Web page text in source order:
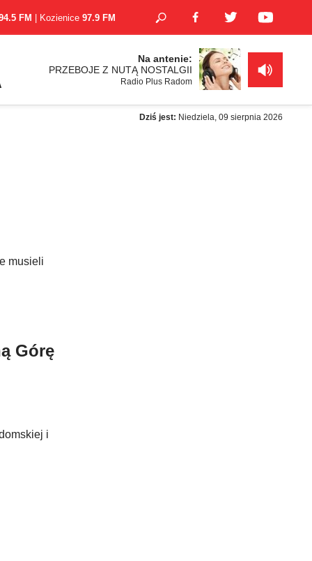
FM | Kozienice 97.9 FM
Na antenie:
PRZEBOJE Z NUTĄ NOSTALGII
Radio Plus Radom
Dziś jest: Niedziela, 09 sierpnia 2026
musieli
Górę
i